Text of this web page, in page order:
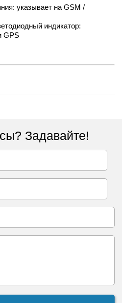
указывает на GSM /
индикатор:
GPS
Задавайте!